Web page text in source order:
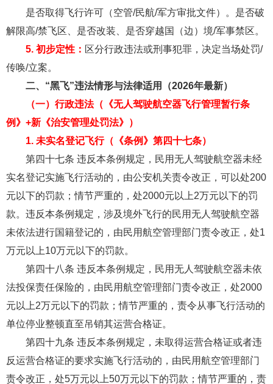
是否取得飞行许可（空管/民航/军方审批文件）。是否破
解限高/禁飞区、是否改装、是否穿越国（边）境/军事禁区。
5. 初步定性： 区分行政违法或刑事犯罪，决定当场处罚/
传唤/立案。
二、“黑飞”违法情形与法律适用（2026年最新）
（一）行政违法（《无人驾驶航空器飞行管理暂行条
例》+新《治安管理处罚法》）
1. 未实名登记飞行（《条例》第四十七条）
第四十七条 违反本条例规定，民用无人驾驶航空器未经
实名登记实施飞行活动的，由公安机关责令改正，可以处200
元以下的罚款；情节严重的，处2000元以上2万元以下的罚
款。违反本条例规定，涉及境外飞行的民用无人驾驶航空器
未依法进行国籍登记的，由民用航空管理部门责令改正，处1
万元以上10万元以下的罚款。
第四十八条 违反本条例规定，民用无人驾驶航空器未依
法投保责任保险的，由民用航空管理部门责令改正，处2000
元以上2万元以下的罚款；情节严重的，责令从事飞行活动的
单位停业整顿直至吊销其运营合格证。
第四十九条 违反本条例规定，未取得运营合格证或者违
反运营合格证的要求实施飞行活动的，由民用航空管理部门
责令改正，处5万元以上50万元以下的罚款；情节严重的，责